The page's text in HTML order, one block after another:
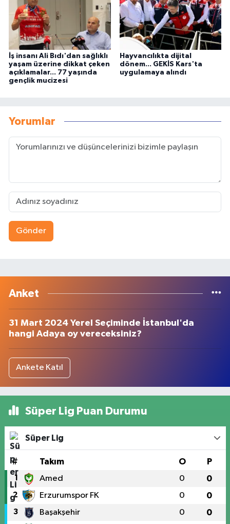
İş insanı Ali Bıdı'dan sağlıklı
yaşam üzerine dikkat çeken
açıklamalar... 77 yaşında
gençlik mucizesi
Hayvancılıkta dijital
dönem... GEKİS Kars'ta
uygulamaya alındı
Yorumlar
Gönder
Anket
31 Mart 2024 Yerel Seçiminde İstanbul'da
hangi Adaya oy vereceksiniz?
Ankete Katıl
Süper Lig Puan Durumu
Süper Lig
# Takım O P
1 Amed 0 0
2 Erzurumspor FK 0 0
3 Başakşehir 0 0